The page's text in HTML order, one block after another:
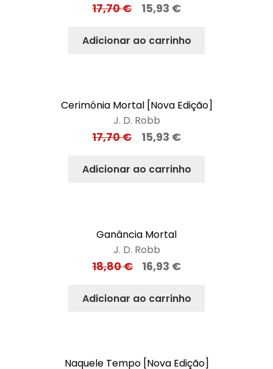
17,70€ 15,93 €
Adicionar ao carrinho
Cerimónia Mortal [Nova Edição]
J. D. Robb
17,70€ 15,93 €
Adicionar ao carrinho
Ganância Mortal
J. D. Robb
18,80€ 16,93 €
Adicionar ao carrinho
Naquele Tempo [Nova Edição]